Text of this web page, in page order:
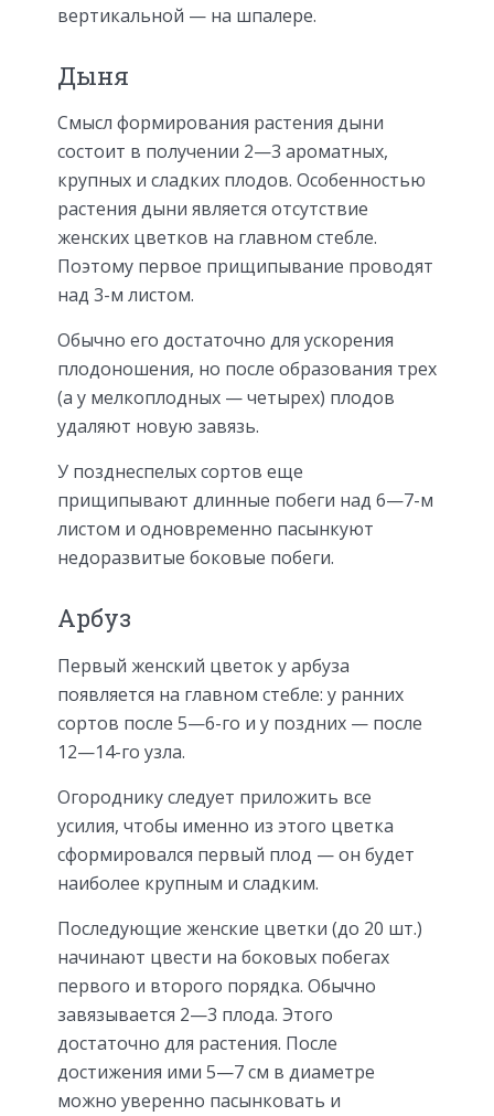
вертикальной — на шпалере.
Дыня
Смысл формирования растения дыни
состоит в получении 2—3 ароматных,
крупных и сладких плодов. Особенностью
растения дыни является отсутствие
женских цветков на главном стебле.
Поэтому первое прищипывание проводят
над 3-м листом.
Обычно его достаточно для ускорения
плодоношения, но после образования трех
(а у мелкоплодных — четырех) плодов
удаляют новую завязь.
У позднеспелых сортов еще
прищипывают длинные побеги над 6—7-м
листом и одновременно пасынкуют
недоразвитые боковые побеги.
Арбуз
Первый женский цветок у арбуза
появляется на главном стебле: у ранних
сортов после 5—6-го и у поздних — после
12—14-го узла.
Огороднику следует приложить все
усилия, чтобы именно из этого цветка
сформировал­­ся первый плод — он будет
наиболее крупным и сладким.
Последующие женские цветки (до 20 шт.)
начинают цвести на боковых побегах
первого и второго порядка. Обычно
завязывается 2—3 плода. Этого
достаточно для растения. После
достижения ими 5—7 см в диаметре
можно уверенно пасынковать и